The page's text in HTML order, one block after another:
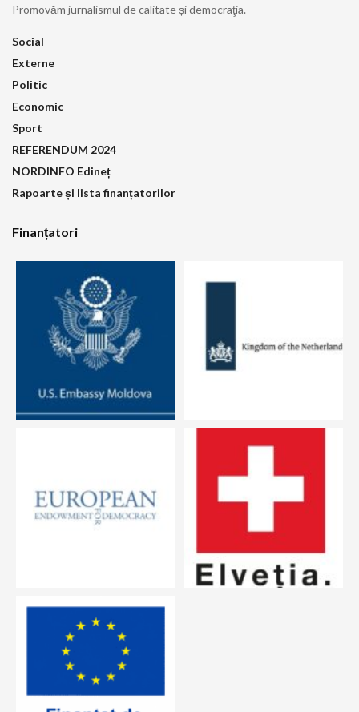
Promovăm jurnalismul de calitate și democraţia.
Social
Externe
Politic
Economic
Sport
REFERENDUM 2024
NORDINFO Edineț
Rapoarte și lista finanțatorilor
Finanțatori